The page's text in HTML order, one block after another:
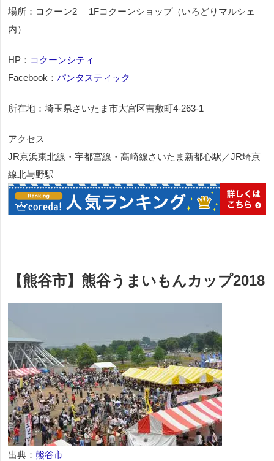
場所：コクーン2 1Fコクーンショップ（いろどりマルシェ
内）
HP： コクーンシティ
Facebook： パンタスティック
所在地：埼玉県さいたま市大宮区吉敷町4-263-1
アクセス
JR京浜東北線・宇都宮線・高崎線さいたま新都心駅／JR埼京
線北与野駅
【熊谷市】熊谷うまいもんカップ2018
出典： 熊谷市